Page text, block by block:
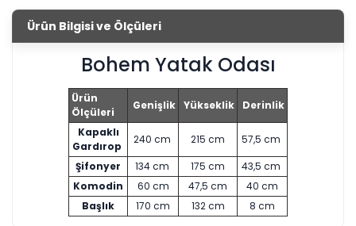
Ürün Bilgisi ve Ölçüleri
Bohem Yatak Odası
Ürün
Ölçüleri
Genişlik Yükseklik
Derinlik
Kapaklı
Gardırop
240 cm 215 cm
57,5 cm
Şifonyer
134 cm 175 cm
43,5 cm
Komodin
60 cm 47,5 cm
40 cm
Başlık
170 cm 132 cm 8 cm